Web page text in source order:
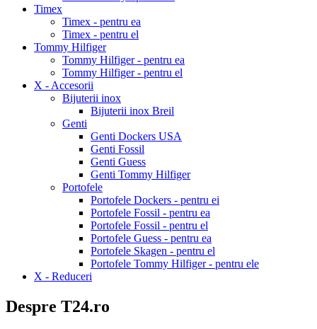
Timex
Timex - pentru ea
Timex - pentru el
Tommy Hilfiger
Tommy Hilfiger - pentru ea
Tommy Hilfiger - pentru el
X - Accesorii
Bijuterii inox
Bijuterii inox Breil
Genti
Genti Dockers USA
Genti Fossil
Genti Guess
Genti Tommy Hilfiger
Portofele
Portofele Dockers - pentru ei
Portofele Fossil - pentru ea
Portofele Fossil - pentru el
Portofele Guess - pentru ea
Portofele Skagen - pentru el
Portofele Tommy Hilfiger - pentru ele
X - Reduceri
Despre T24.ro